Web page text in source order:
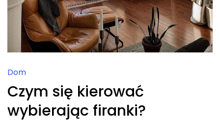
Dom
Czym się kierować
wybierając firanki?